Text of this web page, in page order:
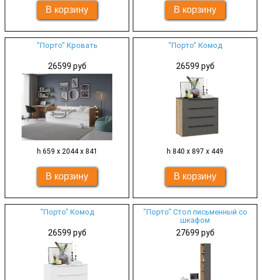
"Порто" Кровать
26599 руб
h 659 х 2044 х 841
"Порто" Комод
26599 руб
h 840 х 897 х 449
"Порто" Комод
26599 руб
"Порто" Стол письменный со
шкафом
27699 руб